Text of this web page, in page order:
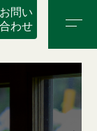
お問い
合わせ